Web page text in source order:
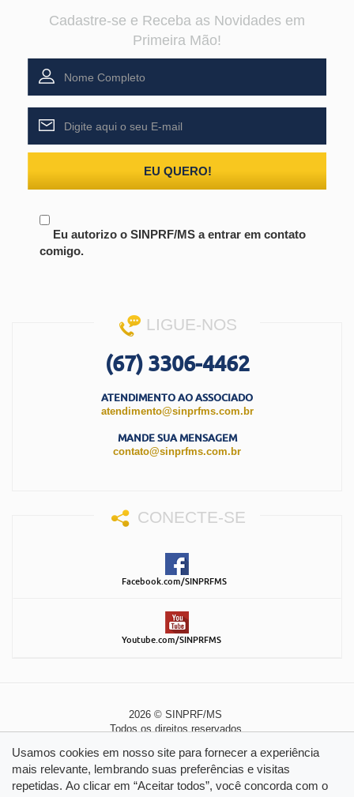
Cadastre-se e Receba as Novidades em
Primeira Mão!
EU QUERO!
Eu autorizo o SINPRF/MS a entrar em contato
comigo.
LIGUE-NOS
(67) 3306-4462
ATENDIMENTO AO ASSOCIADO
atendimento@sinprfms.com.br
MANDE SUA MENSAGEM
contato@sinprfms.com.br
CONECTE-SE
Facebook.com/SINPRFMS
Youtube.com/SINPRFMS
2026 © SINPRF/MS
Todos os direitos reservados
Usamos cookies em nosso site para fornecer a experiência
mais relevante, lembrando suas preferências e visitas
repetidas. Ao clicar em “Aceitar todos”, você concorda com o